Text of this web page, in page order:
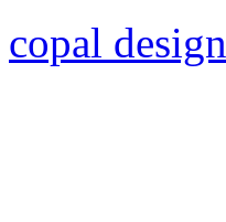
copal design